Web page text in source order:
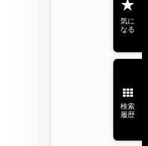
気に
なる
検索
履歴